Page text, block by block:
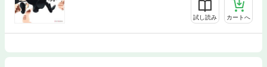
試し読み カートへ